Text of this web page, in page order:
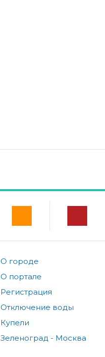
О городе
О портале
Регистрация
Отключение воды
Купели
Зеленоград - Москва